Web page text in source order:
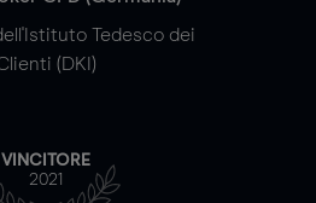
Tedesco dei
(DKI)
VINCITORE
2021